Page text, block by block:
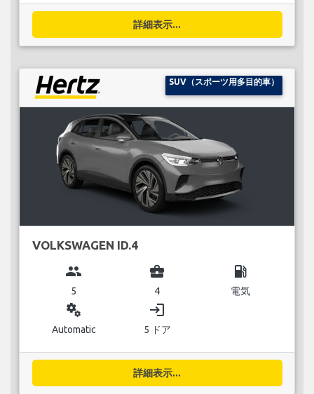
詳細表示...
SUV（スポーツ用多目的車）
VOLKSWAGEN ID.4
group
5
business_center
4
local_gas_station
電気
miscellaneous_services
Automatic
login
5 ドア
詳細表示...